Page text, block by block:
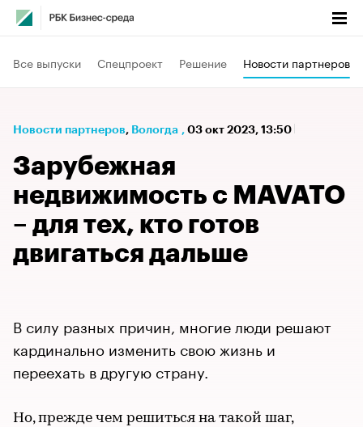
Все выпуски Спецпроект Решение Новости партнеров
Новости партнеров⁠, Вологда , 03 окт 2023, 13:50
Зарубежная
недвижимость с MAVATO
– для тех, кто готов
двигаться дальше
В силу разных причин, многие люди решают
кардинально изменить свою жизнь и
переехать в другую страну.
Но, прежде чем решиться на такой шаг,